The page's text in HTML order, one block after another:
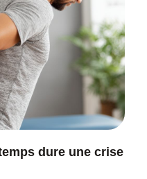
dure une crise